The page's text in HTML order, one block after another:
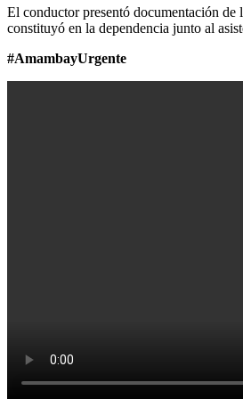
El conductor presentó documentación
constituyó en la dependencia junto al
#AmambayUrgente